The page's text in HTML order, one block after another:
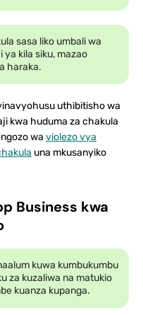
sasa liko umbali wa
kila siku, mazao
haraka.
uthibitisho wa
kwa huduma za chakula
wa violezo vya
una mkusanyiko
Business kwa
kuwa kumbukumbu
za kuzaliwa na matukio
kuanza kupanga.